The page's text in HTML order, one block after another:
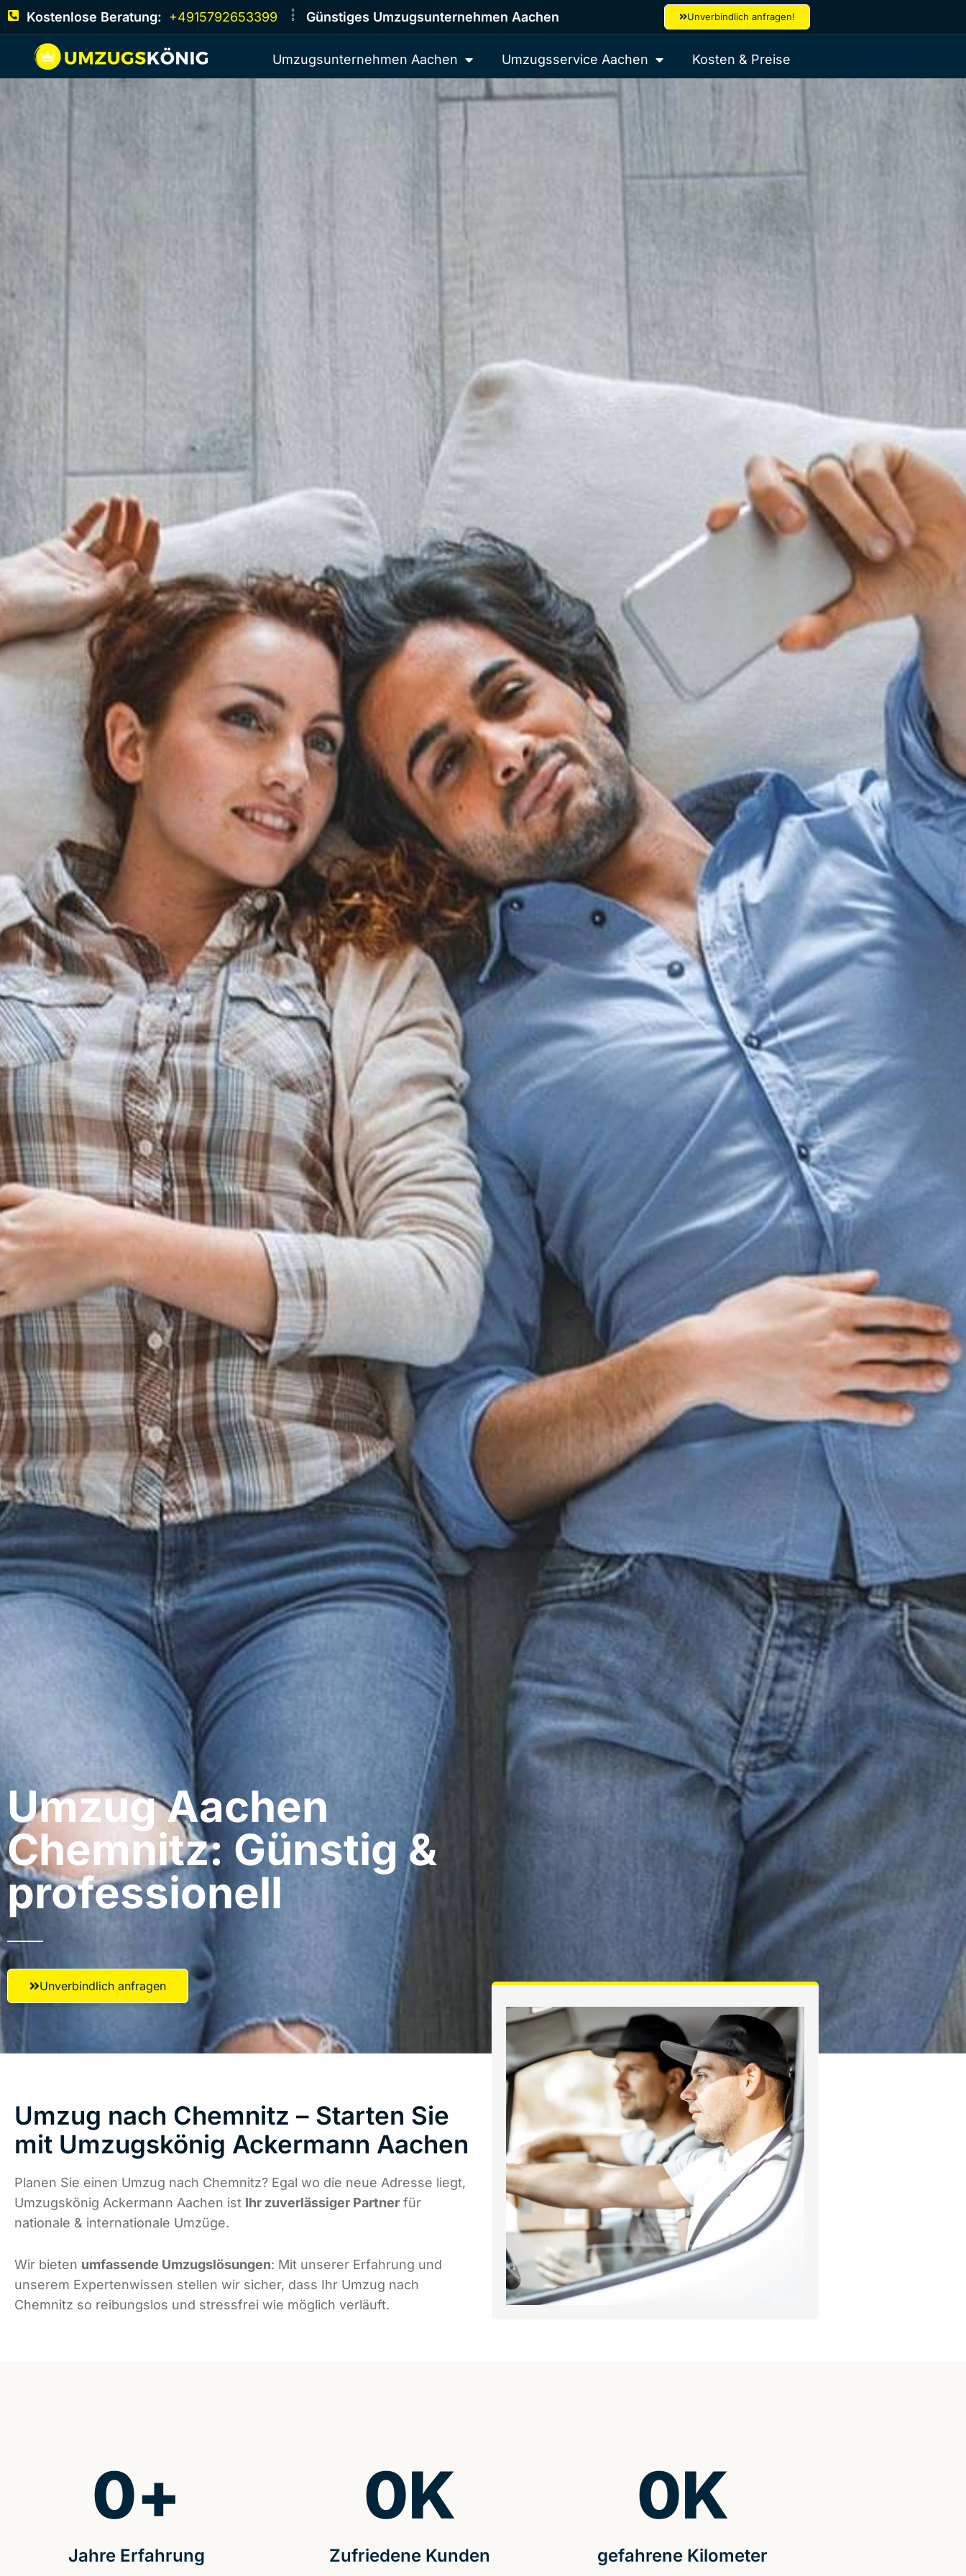
Kostenlose Beratung: +4915792653399 Günstiges Umzugsunternehmen Aachen Unverbindlich anfragen!
Umzugsunternehmen Aachen Umzugsservice Aachen Kosten & Preise
Umzug Aachen​
Chemnitz: Günstig &
professionell​
Unverbindlich anfragen
Umzug nach Chemnitz – Starten Sie
mit Umzugskönig Ackermann Aachen
Planen Sie einen Umzug nach Chemnitz? Egal wo die neue Adresse liegt,
Umzugskönig Ackermann Aachen ist Ihr zuverlässiger Partner für
nationale & internationale Umzüge.
Wir bieten umfassende Umzugslösungen: Mit unserer Erfahrung und
unserem Expertenwissen stellen wir sicher, dass Ihr Umzug nach
Chemnitz so reibungslos und stressfrei wie möglich verläuft.
Jahre Erfahrung
0+
Zufriedene Kunden
0K
gefahrene Kilometer
0K